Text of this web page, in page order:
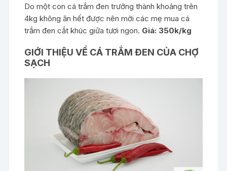
Do một con cá trắm đen trưởng thành khoảng trên
4kg không ăn hết được nên mời các mẹ mua cá
trắm đen cắt khúc giữa tươi ngon. Giá: 350k/kg
GIỚI THIỆU VỀ CÁ TRẮM ĐEN CỦA CHỢ
SẠCH